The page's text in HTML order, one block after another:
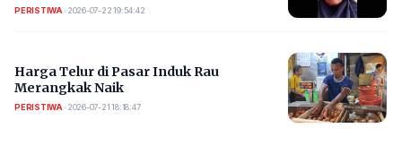
PERISTIWA• 2026-07-22 19:54:42
Harga Telur di Pasar Induk Rau
Merangkak Naik
PERISTIWA• 2026-07-21 18:18:47